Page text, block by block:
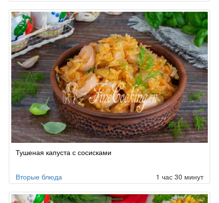
Тушеная капуста с сосисками
Вторые блюда 1 час 30 минут